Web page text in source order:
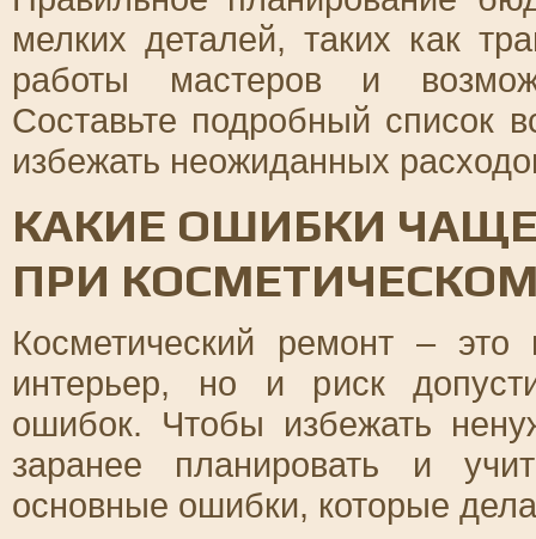
мелких деталей, таких как
работы мастеров и
Составьте подробный список
избежать неожиданных
КАКИЕ ОШИБКИ
ПРИ
Косметический ремонт – это
интерьер, но и риск
ошибок. Чтобы избежать
заранее планировать и
основные ошибки, которые